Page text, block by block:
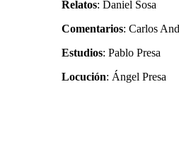
Relatos: Daniel Sosa
Comentarios: Carlos
Estudios: Pablo Presa
Locución: Ángel Presa